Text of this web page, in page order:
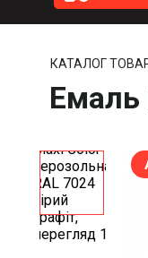
КАТАЛОГ
Емаль